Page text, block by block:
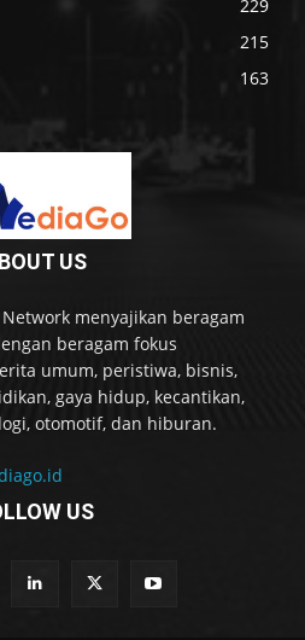
229
215
163
US
menyajikan beragam
beragam fokus
umum, peristiwa, bisnis,
gaya hidup, kecantikan,
otomotif, dan hiburan.
US